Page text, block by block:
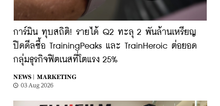
การ์มิน ทุบสถิติ! รายได้ Q2 ทะลุ 2 พันล้านเหรียญ
ปิดดีลซื้อ TrainingPeaks และ TrainHeroic ต่อยอด
กลุ่มธุรกิจฟิตเนสที่โตแรง 25%
NEWS |
MARKETING
03 Aug 2026